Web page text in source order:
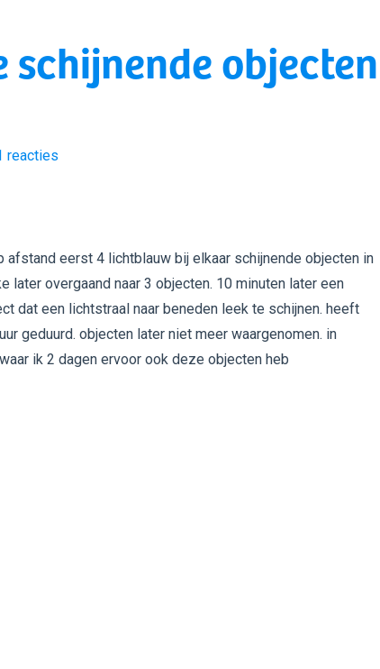
objecten
reacties
afstand eerst 4 lichtblauw bij elkaar schijnende objecten in
later overgaand naar 3 objecten. 10 minuten later een
dat een lichtstraal naar beneden leek te schijnen. heeft
geduurd. objecten later niet meer waargenomen. in
ik 2 dagen ervoor ook deze objecten heb